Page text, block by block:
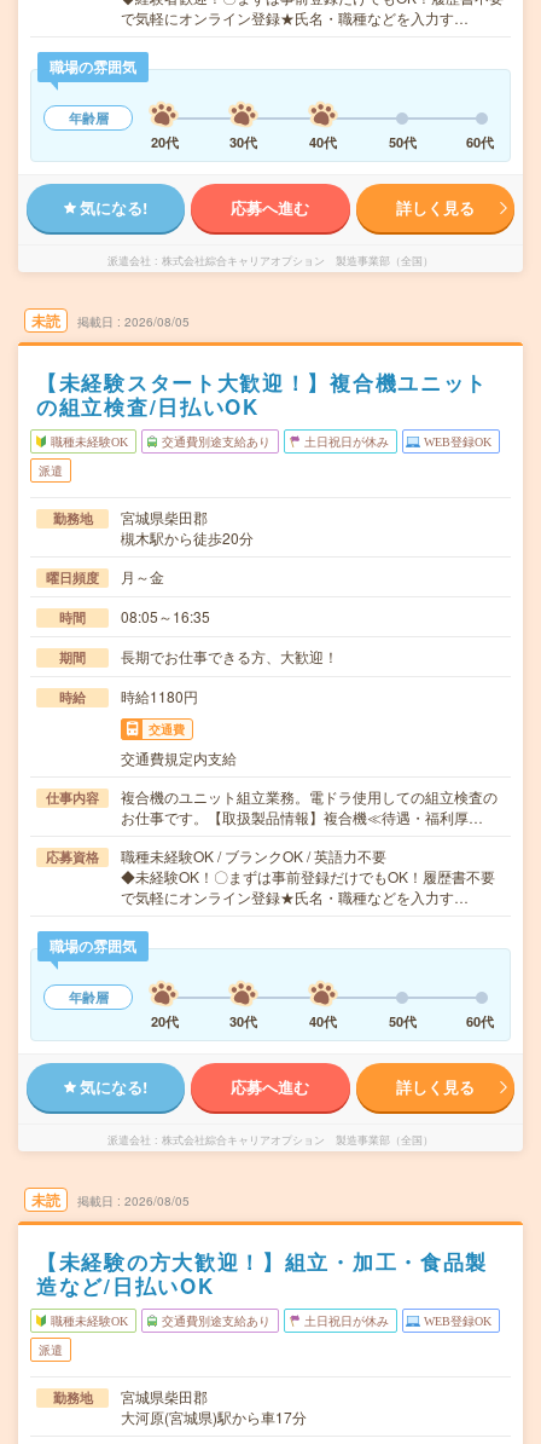
で気軽にオンライン登録★氏名・職種などを入力す…
職場の雰囲気
年齢層
20代
30代 40代 50代 60代
気になる! 応募へ進む 詳しく見る
派遣会社 株式会社綜合キャリアオプション 製造事業部（全国）
未読 掲載日 2026/08/05
【未経験スタート大歓迎！】複合機ユニット
の組立検査/日払いOK
職種未経験OK 交通費別途支給あり 土日祝日が休み WEB登録OK
派遣
勤務地
宮城県柴田郡
槻木駅から徒歩20分
曜日頻度 月～金
時間 08:05～16:35
期間 長期でお仕事できる方、大歓迎！
時給 時給1180円
交通費
交通費規定内支給
仕事内容
複合機のユニット組立業務。電ドラ使用しての組立検査の
お仕事です。【取扱製品情報】複合機≪待遇・福利厚…
応募資格
職種未経験OK / ブランクOK / 英語力不要
◆未経験OK！〇まずは事前登録だけでもOK！履歴書不要
で気軽にオンライン登録★氏名・職種などを入力す…
職場の雰囲気
年齢層
20代
30代 40代 50代 60代
気になる! 応募へ進む 詳しく見る
派遣会社 株式会社綜合キャリアオプション 製造事業部（全国）
未読 掲載日 2026/08/05
【未経験の方大歓迎！】組立・加工・食品製
造など/日払いOK
職種未経験OK 交通費別途支給あり 土日祝日が休み WEB登録OK
派遣
勤務地
宮城県柴田郡
大河原(宮城県)駅から車17分